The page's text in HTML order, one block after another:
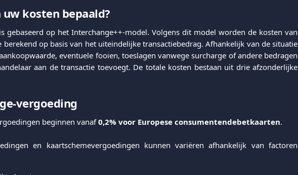
kosten bepaald?
gebaseerd op het Interchange++-model. Volgens dit model worden de kosten van
berekend op basis van het uiteindelijke transactiebedrag. Afhankelijk van de situatie
eventuele fooien, toeslagen vanwege surcharge of andere bedragen
aan de transactie toevoegt. De totale kosten bestaan uit drie afzonderlijke
vergoeding
beginnen vanaf0,2% voor Europese consumentendebetkaarten.
en kaartschemevergoedingen kunnen variëren afhankelijk van factoren